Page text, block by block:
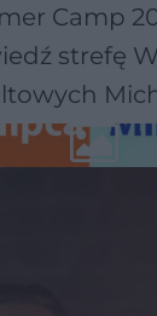
Camp
strefę